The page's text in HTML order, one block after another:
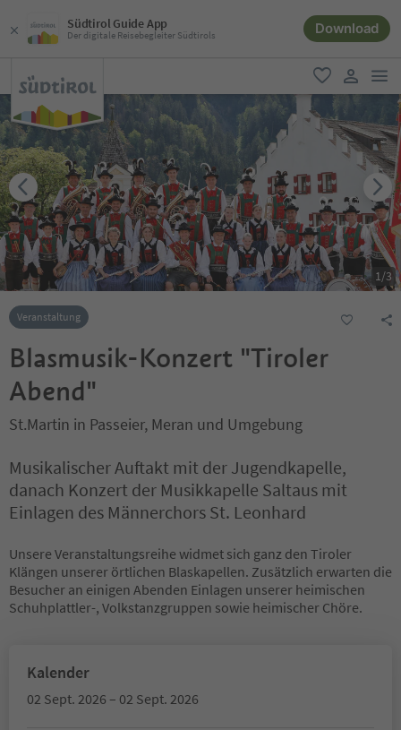
Südtirol Guide App
Der digitale Reisebegleiter Südtirols Download
favorit
user link
1/3
Veranstaltung
Blasmusik-Konzert "Tiroler
Abend"
St.Martin in Passeier, Meran und Umgebung
Musikalischer Auftakt mit der Jugendkapelle,
danach Konzert der Musikkapelle Saltaus mit
Einlagen des Männerchors St. Leonhard
Unsere Veranstaltungsreihe widmet sich ganz den Tiroler
Klängen unserer örtlichen Blaskapellen. Zusätzlich erwarten die
Besucher an einigen Abenden Einlagen unserer heimischen
Schuhplattler-, Volkstanzgruppen sowie heimischer Chöre.
Kalender
02 Sept. 2026 – 02 Sept. 2026